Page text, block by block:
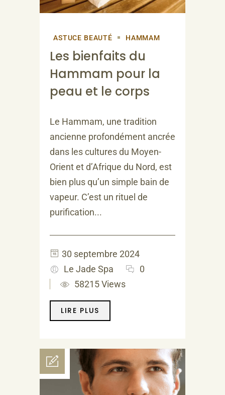
ASTUCE BEAUTÉ HAMMAM
Les bienfaits du
Hammam pour la
peau et le corps
Le Hammam, une tradition
ancienne profondément ancrée
dans les cultures du Moyen-
Orient et d’Afrique du Nord, est
bien plus qu’un simple bain de
vapeur. C’est un rituel de
purification...
30 septembre 2024
0
Le Jade Spa
58215 Views
LIRE PLUS